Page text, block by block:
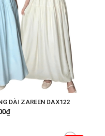
DÀI ZAREEN DAX122